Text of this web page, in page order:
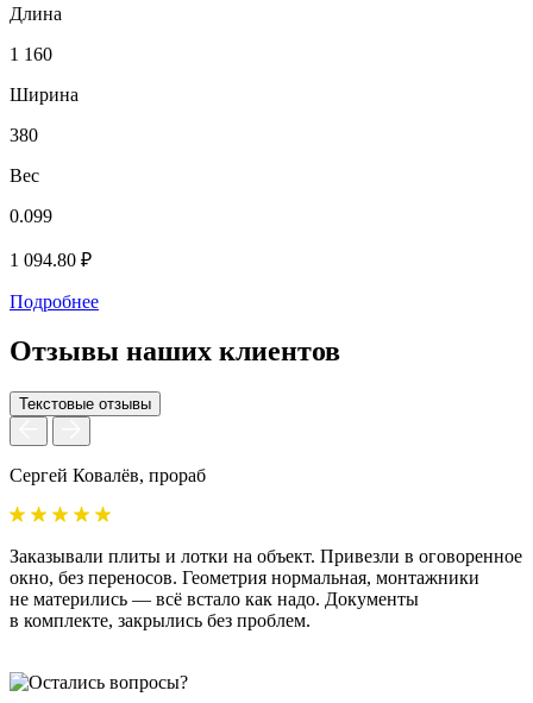
Длина
1 160
Ширина
380
Вес
0.099
1 094.80 ₽
Подробнее
Отзывы наших клиентов
Текстовые отзывы
Сергей Ковалёв, прораб
Заказывали плиты и лотки на объект. Привезли в оговоренное
окно, без переносов. Геометрия нормальная, монтажники
не матерились — всё встало как надо. Документы
в комплекте, закрылись без проблем.